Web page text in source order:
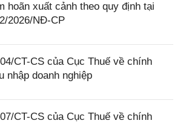
hoãn xuất cảnh theo quy định tại
2026/NĐ-CP
CT-CS của Cục Thuế về chính
nhập doanh nghiệp
CT-CS của Cục Thuế về chính